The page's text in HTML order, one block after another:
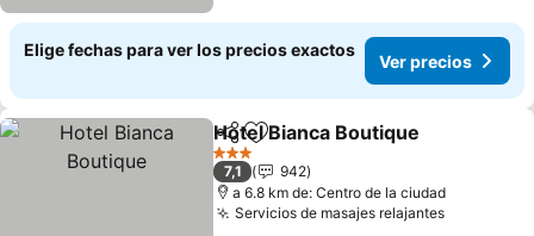
Elige fechas para ver los precios exactos
Ver precios
CompartirAgregar a favoritos
Hotel Bianca Boutique
3 Estrellas
7,1
942
a 6.8 km de: Centro de la ciudad
Servicios de masajes relajantesVer